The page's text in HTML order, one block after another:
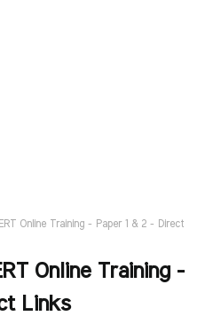
Online Training - Paper 1 & 2 - Direct
Online Training -
Links